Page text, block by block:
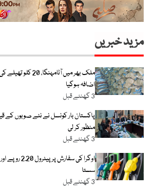
مزید خبریں
اضافہ ہوگیا
3 گھنٹے قبل
پاکستان بار کونسل نے نئے صوبوں کے
منظور کر لی
3 گھنٹے قبل
سستا
3 گھنٹے قبل